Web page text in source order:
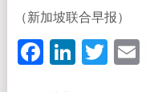
（新加坡联合早报）